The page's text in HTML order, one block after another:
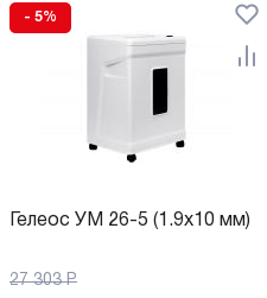
- 5%
Гелеос УМ 26-5 (1.9x10 мм)
27 303 Р